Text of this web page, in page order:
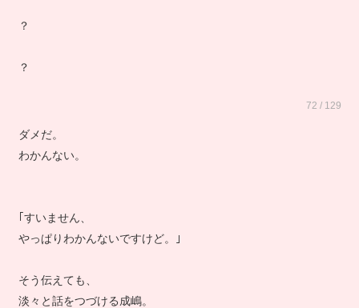
？
？
72 / 129
ダメだ。
わかんない。
｢すいません、
やっぱりわかんないですけど。｣
そう伝えても、
淡々と話をつづける成嶋。